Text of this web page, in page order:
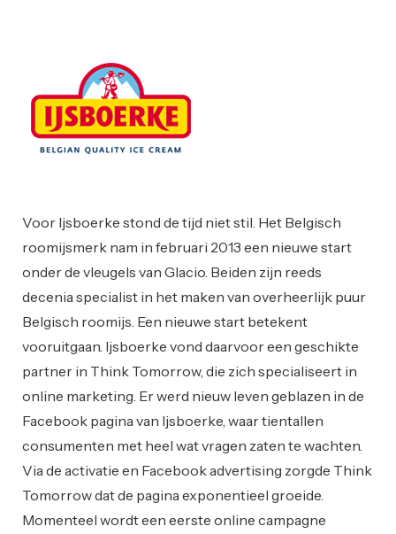
Voor Ijsboerke stond de tijd niet stil. Het Belgisch
roomijsmerk nam in februari 2013 een nieuwe start
onder de vleugels van Glacio. Beiden zijn reeds
decenia specialist in het maken van overheerlijk puur
Belgisch roomijs. Een nieuwe start betekent
vooruitgaan. Ijsboerke vond daarvoor een geschikte
partner in Think Tomorrow, die zich specialiseert in
online marketing. Er werd nieuw leven geblazen in de
Facebook pagina van Ijsboerke, waar tientallen
consumenten met heel wat vragen zaten te wachten.
Via de activatie en Facebook advertising zorgde Think
Tomorrow dat de pagina exponentieel groeide.
Momenteel wordt een eerste online campagne